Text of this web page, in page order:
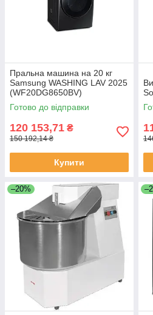
Пральна машина на 20 кг
Samsung WASHING LAV 2025
(WF20DG8650BV)
Готово до відправки
120 153,71 ₴
150 192,14 ₴
Купити
–20%